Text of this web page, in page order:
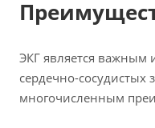
ЭКГ является важным
сердечно-сосудистых
многочисленным